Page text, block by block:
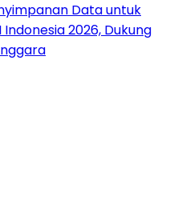
Data untuk
2026, Dukung